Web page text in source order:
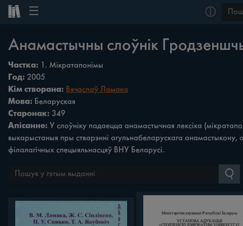
☰ ⓘ
Анамастычны слоўнік
Частка: 1. Мікратапонімы
Год: 2005
Кім створана: Вячаслаў Ламака
Мова: Беларуская
Старонак: 349
Апісанне: У слоўніку падаецца анамастычная лексіка
выкарыстаныя пры стварэнні агульнабеларускага анамастыкону,
філалагічных спецыяльнасцяў ВНУ Беларусі.